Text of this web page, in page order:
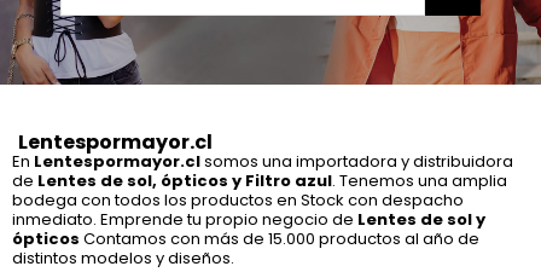
Lentespormayor.cl
En Lentespormayor.clsomos una importadora y distribuidora
de Lentes de sol, ópticos y Filtro azul. Tenemos una amplia
bodega con todos los productos en Stock con despacho
inmediato. Emprende tu propio negocio de Lentes de sol y
ópticos Contamos con más de 15.000 productos al año de
distintos modelos y diseños.